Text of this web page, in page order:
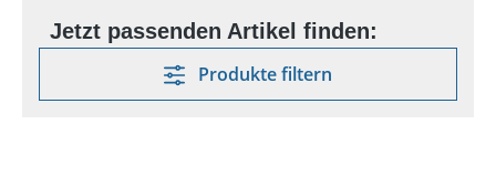
Produkte filtern